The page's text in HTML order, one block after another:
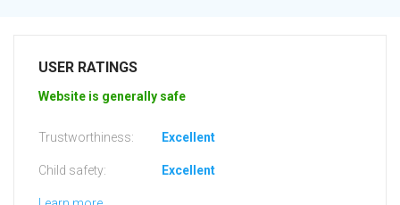
USER RATINGS
Website is generally safe
Trustworthiness: Excellent
Child safety: Excellent